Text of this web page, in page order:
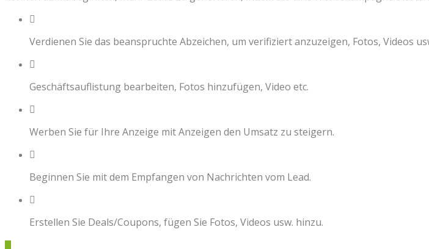
Verdienen Sie das beanspruchte Abzeichen, um verifiziert anzuzeigen, Fotos, Videos
Geschäftsauflistung bearbeiten, Fotos hinzufügen, Video etc.
Werben Sie für Ihre Anzeige mit Anzeigen den Umsatz zu steigern.
Beginnen Sie mit dem Empfangen von Nachrichten vom Lead.
Erstellen Sie Deals/Coupons, fügen Sie Fotos, Videos usw. hinzu.